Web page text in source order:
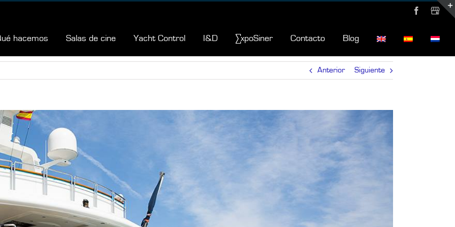
Facebook
hacemos Salas de cine Yacht Control I&D ∑xpoSiner Contacto Blog
Anterior Siguiente